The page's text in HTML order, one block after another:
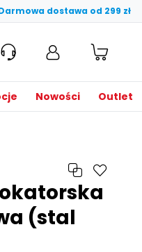
dostawa od 299 zł
Nowości Outlet
(stal